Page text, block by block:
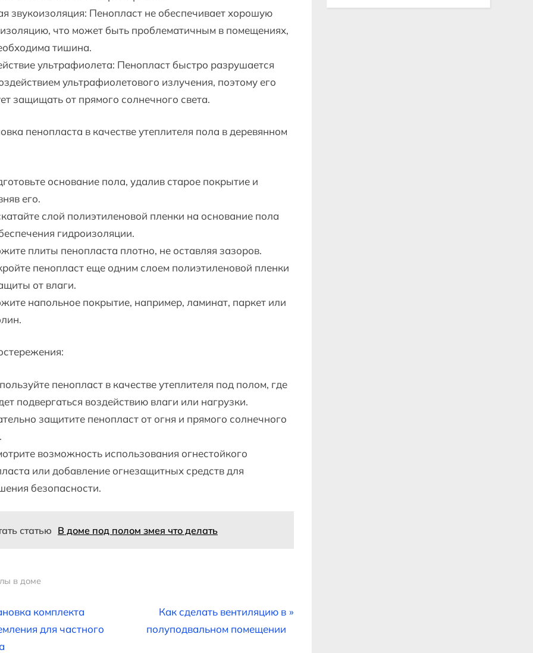
звукоизоляция: Пенопласт не обеспечивает хорошую
что может быть проблематичным в помещениях,
тишина.
ультрафиолета: Пенопласт быстро разрушается
ультрафиолетового излучения, поэтому его
защищать от прямого солнечного света.
пенопласта в качестве утеплителя пола в деревянном
основание пола, удалив старое покрытие и
его.
слой полиэтиленовой пленки на основание пола
гидроизоляции.
плиты пенопласта плотно, не оставляя зазоров.
пенопласт еще одним слоем полиэтиленовой пленки
от влаги.
напольное покрытие, например, ламинат, паркет или
пенопласт в качестве утеплителя под полом, где
подвергаться воздействию влаги или нагрузки.
защитите пенопласт от огня и прямого солнечного
возможность использования огнестойкого
или добавление огнезащитных средств для
безопасности.
статью В доме под полом змея что делать
в доме
комплекта
для частного
N
e
Как сделать вентиляцию в
полуподвальном помещении